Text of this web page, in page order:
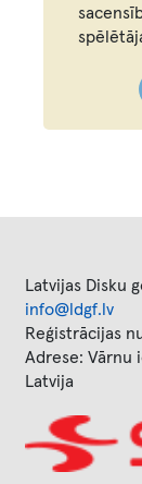
Latvijas Disku
info@ldgf.lv
Reģistrācijas
Adrese: Vārnu
Latvija
Image